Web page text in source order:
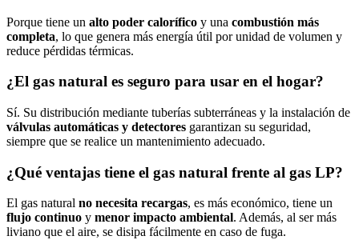
Porque tiene un alto poder calorífico y una combustión más
completa, lo que genera más energía útil por unidad de volumen y
reduce pérdidas térmicas.
¿El gas natural es seguro para usar en el hogar?
Sí. Su distribución mediante tuberías subterráneas y la instalación de
válvulas automáticas y detectores garantizan su seguridad,
siempre que se realice un mantenimiento adecuado.
¿Qué ventajas tiene el gas natural frente al gas LP?
El gas natural no necesita recargas, es más económico, tiene un
flujo continuo y menor impacto ambiental. Además, al ser más
liviano que el aire, se disipa fácilmente en caso de fuga.